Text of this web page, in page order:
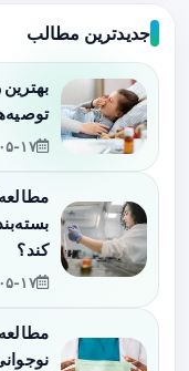
جدیدترین مطالب
کند؟